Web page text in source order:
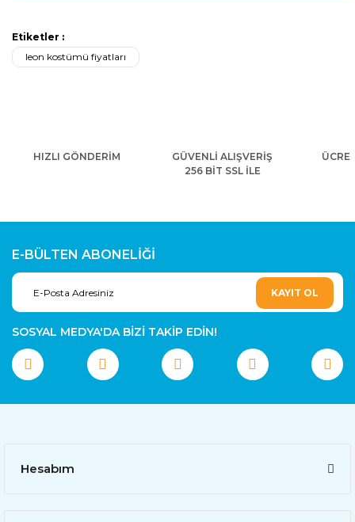
Etiketler :
leon kostümü fiyatları
HIZLI GÖNDERİM
GÜVENLİ ALIŞVERİŞ
256 BİT SSL İLE
E-BÜLTEN ABONELİĞİ
KAYIT OL
SOSYAL MEDYA'DA BİZİ TAKİP EDİN!
Hesabım